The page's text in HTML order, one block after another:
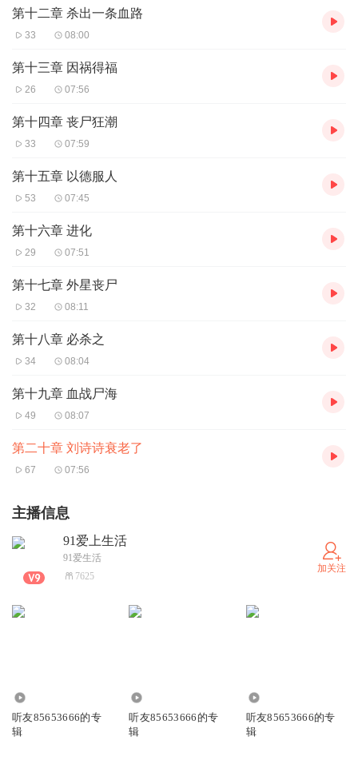
第十二章 杀出一条血路
33 08:00
第十三章 因祸得福
26 07:56
第十四章 丧尸狂潮
33 07:59
第十五章 以德服人
53 07:45
第十六章 进化
29 07:51
第十七章 外星丧尸
32 08:11
第十八章 必杀之
34 08:04
第十九章 血战尸海
49 08:07
第二十章 刘诗诗衰老了
67 07:56
主播信息
91爱上生活
91爱生活
7625
加关注
听友85653666的专
辑
听友85653666的专
辑
听友85653666的专
辑